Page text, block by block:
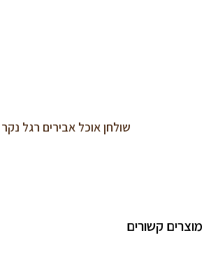
שולחן אוכל אבירים רגל נקר 2
מוצרים קשורים